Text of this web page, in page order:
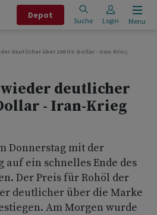
Depot
Suche Login Menu
deutlicher über 100 US-Dollar - Iran-Krieg treibt
deutlicher
- Iran-Krieg
Donnerstag mit der
auf ein schnelles Ende des
Der Preis für Rohöl der
deutlicher über die Marke
Am Morgen wurde